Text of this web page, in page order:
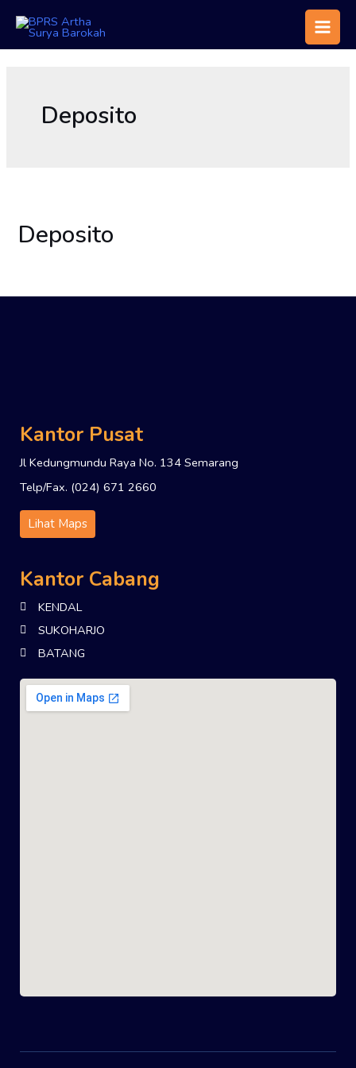
Deposito
Deposito
Kantor Pusat
Jl Kedungmundu Raya No. 134 Semarang
Telp/Fax. (024) 671 2660
Lihat Maps
Kantor Cabang
KENDAL
SUKOHARJO
BATANG